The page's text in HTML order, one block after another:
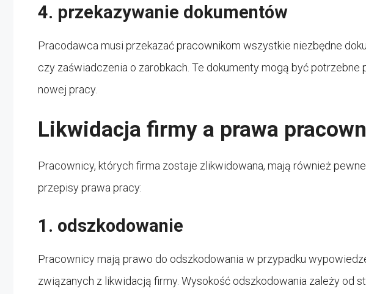
4. przekazywanie dokumentów
Pracodawca musi przekazać pracownikom wszystkie niezbędne
czy zaświadczenia o zarobkach. Te dokumenty mogą być potrzebne
nowej pracy.
Likwidacja firmy a prawa
Pracownicy, których firma zostaje zlikwidowana, mają również
przepisy prawa pracy:
1. odszkodowanie
Pracownicy mają prawo do odszkodowania w przypadku
związanych z likwidacją firmy. Wysokość odszkodowania zależy od